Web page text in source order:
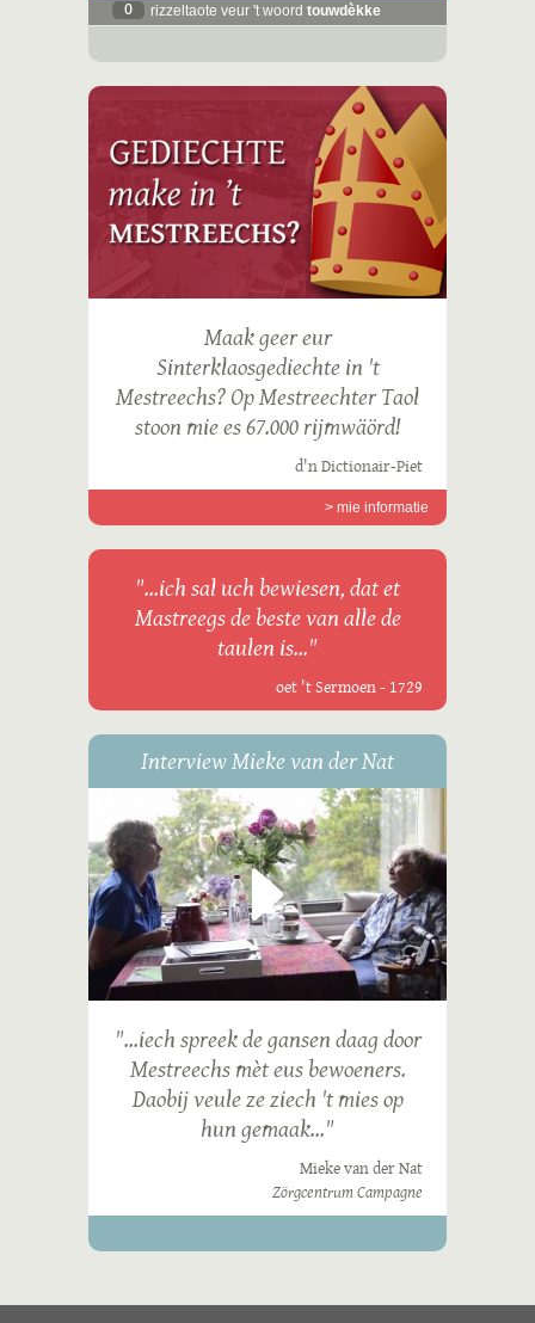
0 rizzeltaote veur 't woord touwdèkke
Maak geer eur
Sinterklaosgediechte in 't
Mestreechs? Op Mestreechter Taol
stoon mie es 67.000 rijmwäörd!
d'n Dictionair-Piet
> mie informatie
"...ich sal uch bewiesen, dat et
Mastreegs de beste van alle de
taulen is..."
oet 't Sermoen - 1729
Interview Mieke van der Nat
"...iech spreek de gansen daag door
Mestreechs mèt eus bewoeners.
Daobij veule ze ziech 't mies op
hun gemaak..."
Mieke van der Nat
Zörgcentrum Campagne